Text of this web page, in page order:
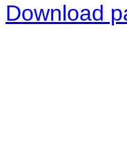
Download